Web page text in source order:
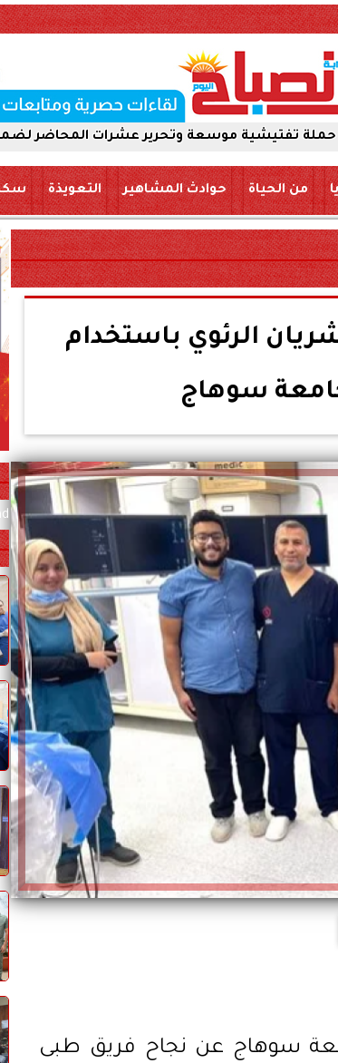
موسعة وتحرير عشرات المحاضر لضمان سلامة
من الحياة حوادث المشاهير التعويذة سكة
الرئوي باستخدام
سوهاج
سوهاج عن نجاح فريق طبى